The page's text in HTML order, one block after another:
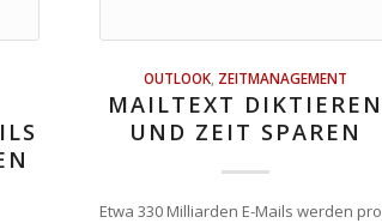
OUTLOOK ZEITMANAGEMENT
MAILTEXT DIKTIEREN
UND ZEIT SPAREN
Etwa 330 Milliarden E-Mails werden pro